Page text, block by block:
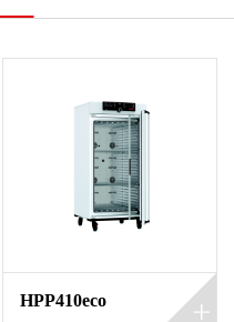
HPP410eco